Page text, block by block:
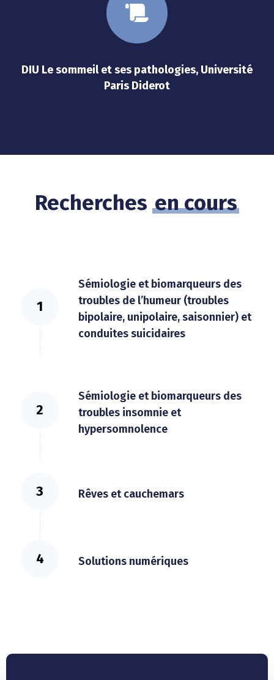
DIU Le sommeil et ses pathologies, Université
Paris Diderot
Recherches en cours
Sémiologie et biomarqueurs des
troubles de l’humeur (troubles
bipolaire, unipolaire, saisonnier) et
conduites suicidaires
Sémiologie et biomarqueurs des
troubles insomnie et
hypersomnolence
Rêves et cauchemars
Solutions numériques